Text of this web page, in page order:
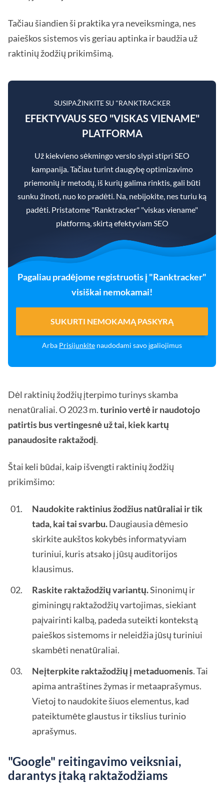
Tačiau šiandien ši praktika yra neveiksminga, nes
paieškos sistemos vis geriau aptinka ir baudžia už
raktinių žodžių prikimšimą.
SUSIPAŽINKITE SU "RANKTRACKER
EFEKTYVAUS SEO "VISKAS VIENAME"
PLATFORMA
Už kiekvieno sėkmingo verslo slypi stipri SEO
kampanija. Tačiau turint daugybę optimizavimo
priemonių ir metodų, iš kurių galima rinktis, gali būti
sunku žinoti, nuo ko pradėti. Na, nebijokite, nes turiu ką
padėti. Pristatome "Ranktracker" "viskas viename"
platformą, skirtą efektyviam SEO
Pagaliau pradėjome registruotis į "Ranktracker"
visiškai nemokamai!
SUKURTI NEMOKAMĄ PASKYRĄ
Arba Prisijunkite naudodami savo įgaliojimus
Dėl raktinių žodžių įterpimo turinys skamba
nenatūraliai. O 2023 m.turinio vertė ir naudotojo
patirtis bus vertingesnė už tai, kiek kartų
panaudosite raktažodį.
Štai keli būdai, kaip išvengti raktinių žodžių
prikimšimo:
Naudokite raktinius žodžius natūraliai ir tik
tada, kai tai svarbu.Daugiausia dėmesio
skirkite aukštos kokybės informatyviam
turiniui, kuris atsako į jūsų auditorijos
klausimus.
Raskite raktažodžių variantų.Sinonimų ir
giminingų raktažodžių vartojimas, siekiant
paįvairinti kalbą, padeda suteikti kontekstą
paieškos sistemoms ir neleidžia jūsų turiniui
skambėti nenatūraliai.
Neįterpkite raktažodžių į metaduomenis. Tai
apima antraštines žymas ir metaaprašymus.
Vietoj to naudokite šiuos elementus, kad
pateiktumėte glaustus ir tikslius turinio
aprašymus.
"Google" reitingavimo veiksniai,
darantys įtaką raktažodžiams